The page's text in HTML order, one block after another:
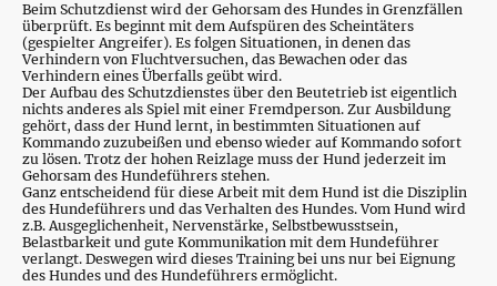
Beim Schutzdienst wird der Gehorsam des Hundes in Grenzfällen
überprüft. Es beginnt mit dem Aufspüren des Scheintäters
(gespielter Angreifer). Es folgen Situationen, in denen das
Verhindern von Fluchtversuchen, das Bewachen oder das
Verhindern eines Überfalls geübt wird.
Der Aufbau des Schutzdienstes über den Beutetrieb ist eigentlich
nichts anderes als Spiel mit einer Fremdperson. Zur Ausbildung
gehört, dass der Hund lernt, in bestimmten Situationen auf
Kommando zuzubeißen und ebenso wieder auf Kommando sofort
zu lösen. Trotz der hohen Reizlage muss der Hund jederzeit im
Gehorsam des Hundeführers stehen.
Ganz entscheidend für diese Arbeit mit dem Hund ist die Disziplin
des Hundeführers und das Verhalten des Hundes. Vom Hund wird
z.B. Ausgeglichenheit, Nervenstärke, Selbstbewusstsein,
Belastbarkeit und gute Kommunikation mit dem Hundeführer
verlangt. Deswegen wird dieses Training bei uns nur bei Eignung
des Hundes und des Hundeführers ermöglicht.